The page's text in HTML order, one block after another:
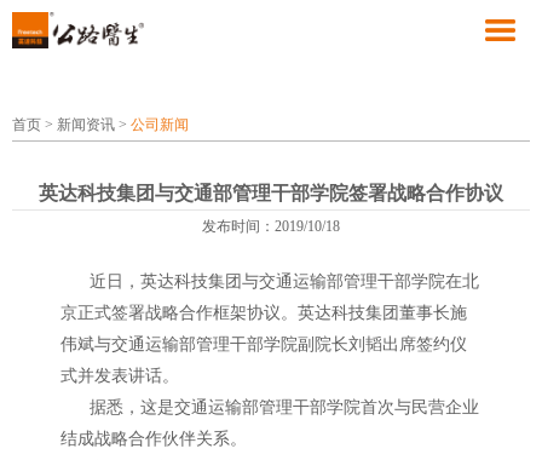
首页 > 新闻资讯 > 公司新闻
英达科技集团与交通部管理干部学院签署战略合作协议
发布时间：2019/10/18
近日，英达科技集团与交通运输部管理干部学院在北
京正式签署战略合作框架协议。英达科技集团董事长施
伟斌与交通运输部管理干部学院副院长刘韬出席签约仪
式并发表讲话。
据悉，这是交通运输部管理干部学院首次与民营企业
结成战略合作伙伴关系。